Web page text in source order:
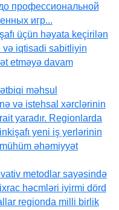
профессиональной
игр...
üçün həyata keçirilən
və iqtisadi sabitliyin
etməyə davam
məhsul
və istehsal xərclərinin
yaradır. Regionlarda
yeni iş yerlərinin
mühüm əhəmiyyət
metodlar sayəsində
həcmləri iyirmi dörd
regionda milli birlik